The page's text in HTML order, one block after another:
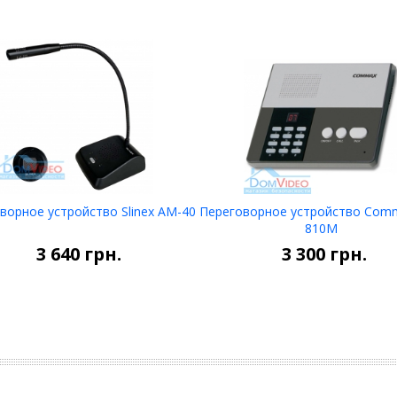
устройство Slinex AM-40
3 640грн.
Переговорное устройство
810M
3 300грн.
НЕТ В
НАЛИЧИИ